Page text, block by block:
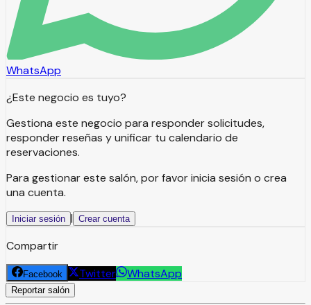
WhatsApp
¿Este negocio es tuyo?
Gestiona este negocio para responder solicitudes,
responder reseñas y unificar tu calendario de
reservaciones.
Para gestionar este salón, por favor inicia sesión o crea
una cuenta.
Iniciar sesión | Crear cuenta
Compartir
Facebook Twitter WhatsApp
Reportar salón